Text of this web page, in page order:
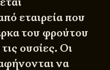
εταιρεία που
του φρούτου
ουσίες. Οι
να